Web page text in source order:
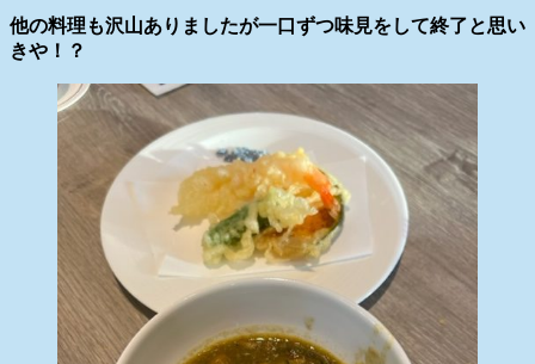
他の料理も沢山ありましたが一口ずつ味見をして終了と思い
きや！？